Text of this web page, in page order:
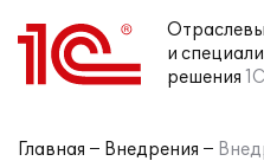
и
решения
Главная Внедрения